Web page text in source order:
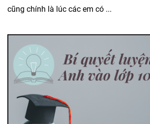
cũng chính là lúc các em có ...